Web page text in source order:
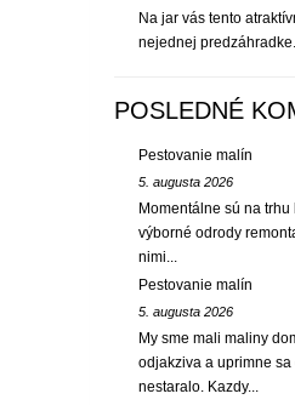
Na jar vás tento
nejednej
POSLEDNÉ
Pestovanie malín
5. augusta 2026
Momentálne sú na
výborné odrody
nimi...
Pestovanie malín
5. augusta 2026
My sme mali maliny
odjakziva a uprimne
nestaralo. Kazdy...